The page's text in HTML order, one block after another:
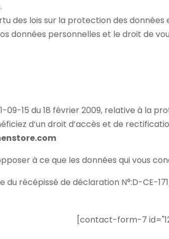
des lois sur la protection des
données personnelles et le droit de
15 du 18 février 2009, relative à la
d’un droit d’accès et de
à ce que les données qui vous
récépissé de déclaration N°:D-CE-
[contact-form-7